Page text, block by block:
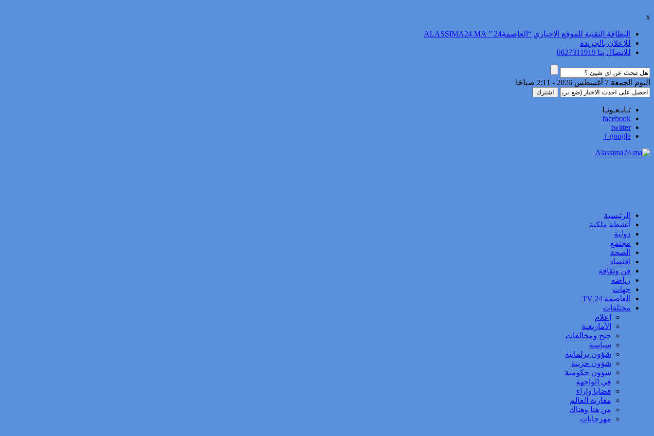
x
البطاقة التقنية للموقع الاخباري “العاصمة24 ” ALASSIMA24.MA
للإعلان بالجريدة
للاتصال بنا 0627311919
اليوم الجمعة 7 أغسطس 2026 - 2:11 صباحًا
تـابـعـونـا
facebook
twitter
google +
الرئيسية
أنشطة ملكية
دولية
مجتمع
الصحة
اقتصاد
فن وثقافة
رياضة
جهات
العاصمة 24 TV
مختلفات
إعلام
الأمازيغية
جنح ومخالفات
سياسة
شؤون برلمانية
شؤون حزبية
شؤون حكومية
في الواجهة
قضايا واراء
مغاربة العالم
من هنا وهناك
مهرجانات